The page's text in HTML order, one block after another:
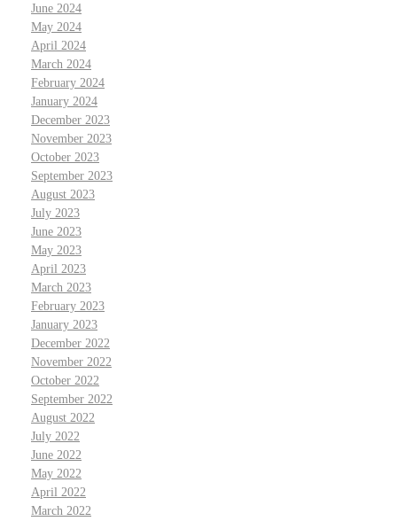
June 2024
May 2024
April 2024
March 2024
February 2024
January 2024
December 2023
November 2023
October 2023
September 2023
August 2023
July 2023
June 2023
May 2023
April 2023
March 2023
February 2023
January 2023
December 2022
November 2022
October 2022
September 2022
August 2022
July 2022
June 2022
May 2022
April 2022
March 2022